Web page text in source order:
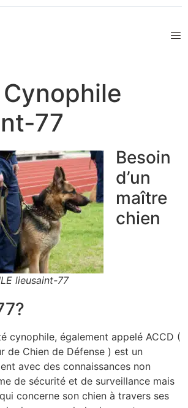
77
lieusaint-77
Besoin
d’un
maître
chien
cynophile, également appelé ACCD (
de Chien de Défense ) est un
avec des connaissances non
de sécurité et de surveillance mais
concerne son chien à travers ses